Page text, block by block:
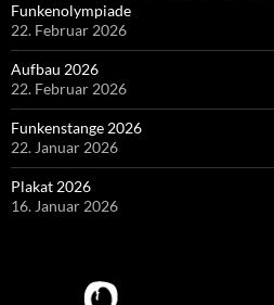
Funkenolympiade
22. Februar 2026
Aufbau 2026
22. Februar 2026
Funkenstange 2026
22. Januar 2026
Plakat 2026
16. Januar 2026